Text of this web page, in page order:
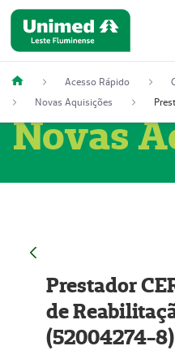
Acesso Rápido
Novas Aquisições
Novas
Prestador
de
(52004274-8)